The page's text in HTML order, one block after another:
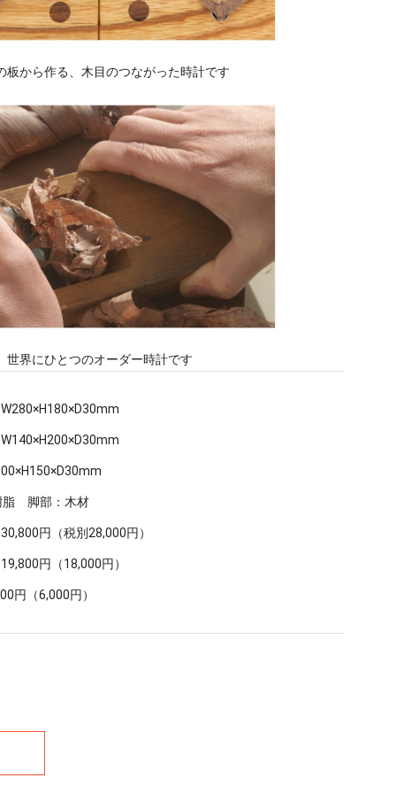
板から作る、木目のつながった時計です
世界にひとつのオーダー時計です
脂 脚部：木材
円（税別28,000円）
円（18,000円）
円（6,000円）